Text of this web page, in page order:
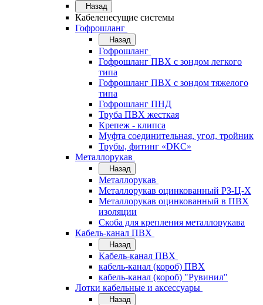
Назад
Кабеленесущие системы
Гофрошланг
Назад
Гофрошланг
Гофрошланг ПВХ с зондом легкого
типа
Гофрошланг ПВХ с зондом тяжелого
типа
Гофрошланг ПНД
Труба ПВХ жесткая
Крепеж - клипса
Муфта соединительная, угол, тройник
Трубы, фитинг «DKC»
Металлорукав
Назад
Металлорукав
Металлорукав оцинкованный РЗ-Ц-Х
Металлорукав оцинкованный в ПВХ
изоляции
Скоба для крепления металлорукава
Кабель-канал ПВХ
Назад
Кабель-канал ПВХ
кабель-канал (короб) ПВХ
кабель-канал (короб) "Рувинил"
Лотки кабельные и аксессуары
Назад